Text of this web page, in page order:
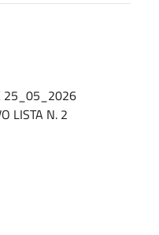
25_05_2026
LISTA N. 2